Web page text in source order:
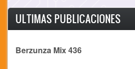
ULTIMAS PUBLICACIONES
Berzunza Mix 436